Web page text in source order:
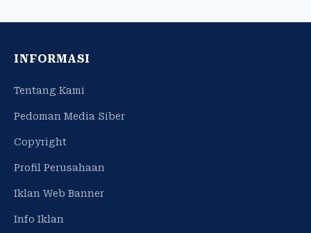
INFORMASI
Tentang Kami
Pedoman Media Siber
Copyright
Profil Perusahaan
Iklan Web Banner
Info Iklan